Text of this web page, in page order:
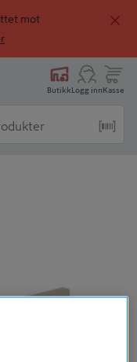
mot
ButikkLogg innKasse